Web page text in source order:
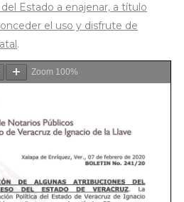
Estado a enajenar, a título
el uso y disfrute de
.
Zoom 100%